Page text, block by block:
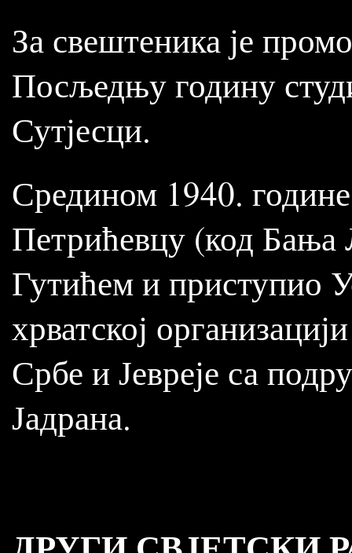
За свештеника је
Посљедњу годину
Сутјесци.
Средином 1940.
Петрићевцу (код Бања
Гутићем и приступио
хрватској
Србе и Јевреје са
Јадрана.